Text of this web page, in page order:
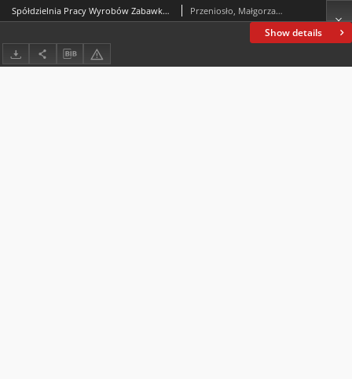
Show details
Spółdzielnia Pracy Wyrobów Zabawkarskich „Miś” w Łomży1958–1992 Przeniosło, Małgorzata; Przeniosło, Marek